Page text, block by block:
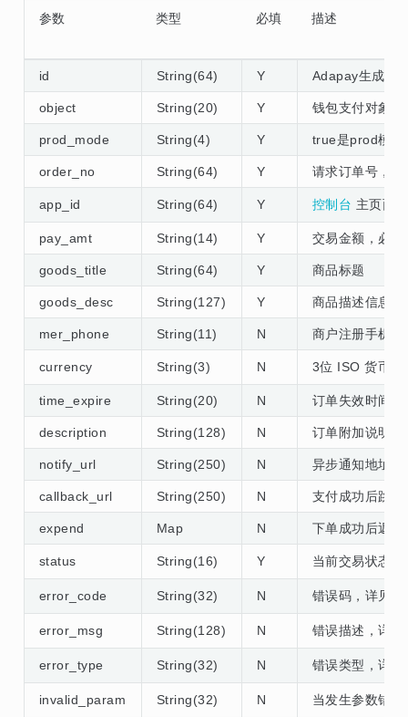
参数 类型 必填 描述
id String(64) Y Adapay生成的
object String(20) Y 钱包支付对象
prod_mode String(4) Y true是prod模
order_no String(64) Y 请求订单号，
app_id String(64) Y 控制台 主页面
pay_amt String(14) Y 交易金额，必
goods_title String(64) Y 商品标题
goods_desc String(127) Y 商品描述信息
mer_phone String(11) N 商户注册手机
currency String(3) N 3位 ISO 货币
time_expire String(20) N 订单失效时间
description String(128) N 订单附加说明
notify_url String(250) N 异步通知地址
callback_url String(250) N 支付成功后跳转
expend Map N 下单成功后返
status String(16) Y 当前交易状态
error_code String(32) N 错误码，详见
error_msg String(128) N 错误描述，详见
error_type String(32) N 错误类型，详见
invalid_param String(32) N 当发生参数错